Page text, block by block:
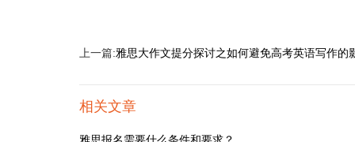
上一篇:雅思大作文提分探讨之如何避免高考英语写作的
相关文章